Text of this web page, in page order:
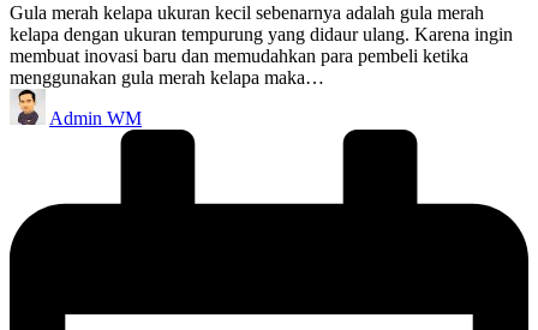
Gula merah kelapa ukuran kecil sebenarnya adalah gula merah
kelapa dengan ukuran tempurung yang didaur ulang. Karena ingin
membuat inovasi baru dan memudahkan para pembeli ketika
menggunakan gula merah kelapa maka…
Posted
by
Admin WM